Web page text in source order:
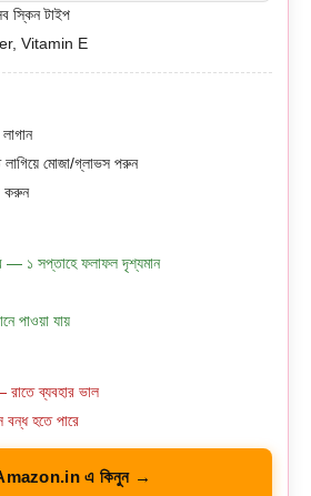
স্কিন টাইপ
Vitamin E
লাগিয়ে মোজা/গ্লাভস পরুন
করুন
১ সপ্তাহে ফলাফল দৃশ্যমান
পাওয়া যায়
রাতে ব্যবহার ভাল
বন্ধ হতে পারে
এ কিনুন →